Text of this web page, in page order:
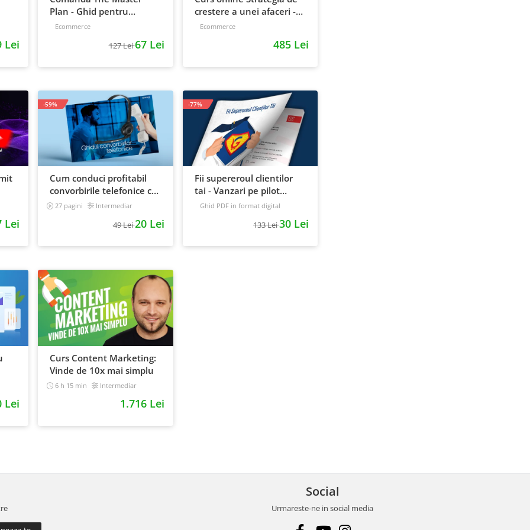
Lei
Plan - Ghid pentru
antreprenori, 138 pagini
Ecommerce
127 Lei67 Lei
crestere a unei afaceri -
de la idee, la retentie si
Ecommerce
485 Lei
Lei
Cum conduci profitabil
convorbirile telefonice cu
clientii
27 pagini Intermediar
49 Lei20 Lei
-59%
Fii supereroul clientilor
tai - Vanzari pe pilot
automat
Ghid PDF in format digital
133 Lei30 Lei
-77%
Lei
Curs Content Marketing:
Vinde de 10x mai simplu
6 h 15 min Intermediar
1.716 Lei
Social
Urmareste-ne in social media